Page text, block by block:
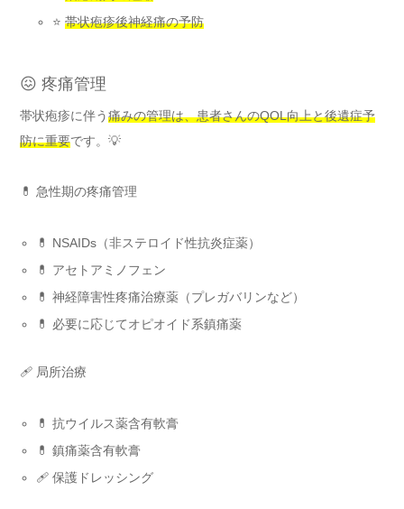
⭐帯状疱疹後神経痛の予防
😖 疼痛管理
帯状疱疹に伴う痛みの管理は、患者さんのQOL向上と後遺症予
防に重要です。💡
💊 急性期の疼痛管理
💊 NSAIDs（非ステロイド性抗炎症薬）
💊 アセトアミノフェン
💊 神経障害性疼痛治療薬（プレガバリンなど）
💊 必要に応じてオピオイド系鎮痛薬
🩹 局所治療
💊 抗ウイルス薬含有軟膏
💊 鎮痛薬含有軟膏
🩹 保護ドレッシング